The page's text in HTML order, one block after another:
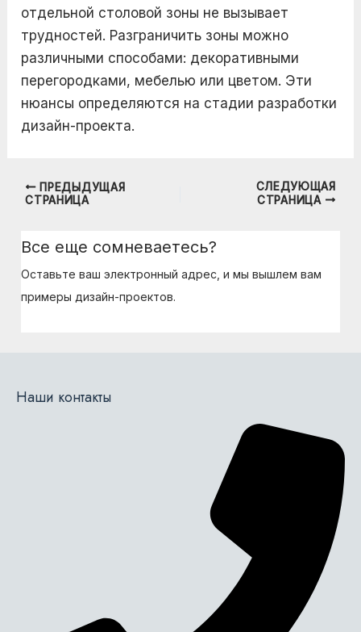
отдельной столовой зоны не вызывает
трудностей. Разграничить зоны можно
различными способами: декоративными
перегородками, мебелью или цветом. Эти
нюансы определяются на стадии разработки
дизайн-проекта.
Навигация
ПРЕДЫДУЩАЯ
СТРАНИЦА
СЛЕДУЮЩАЯ
СТРАНИЦА
Все еще сомневаетесь?
Оставьте ваш электронный адрес, и мы вышлем вам
примеры дизайн-проектов.
Наши контакты